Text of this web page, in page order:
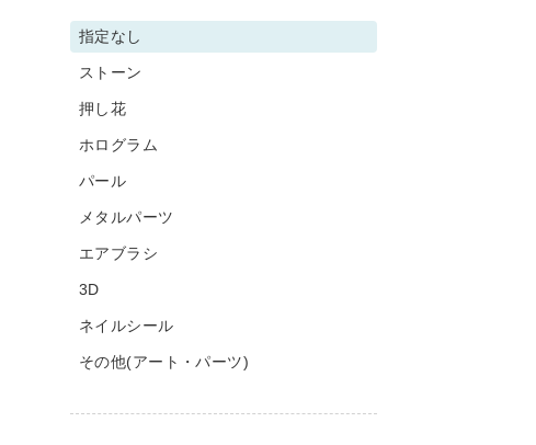
指定なし
ストーン
押し花
ホログラム
パール
メタルパーツ
エアブラシ
3D
ネイルシール
その他(アート・パーツ)